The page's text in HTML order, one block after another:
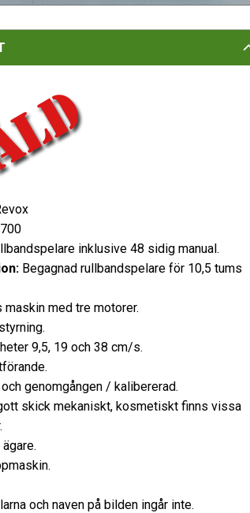
inklusive 48 sidig manual.
Begagnad rullbandspelare för 10,5 tums
maskin med tre motorer.
9,5, 19 och 38 cm/s.
genomgången / kalibererad.
skick mekaniskt, kosmetiskt finns vissa
och naven på bilden ingår inte.